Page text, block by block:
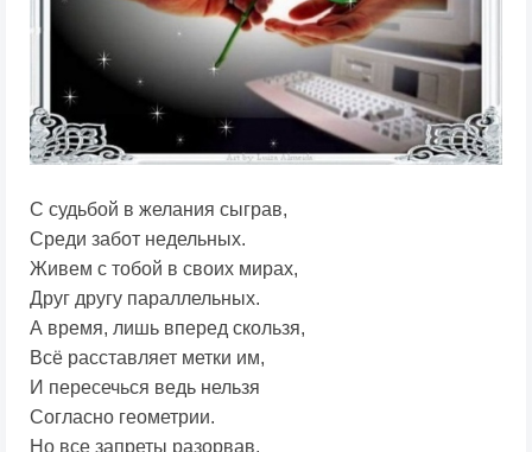
С судьбой в желания сыграв,
Среди забот недельных.
Живем с тобой в своих мирах,
Друг другу параллельных.
А время, лишь вперед скользя,
Всё расставляет метки им,
И пересечься ведь нельзя
Согласно геометрии.
Но все запреты разорвав,